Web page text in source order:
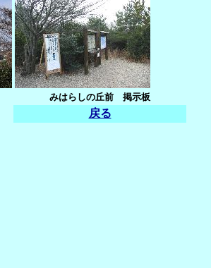
みはらしの丘前 掲示板
戻る